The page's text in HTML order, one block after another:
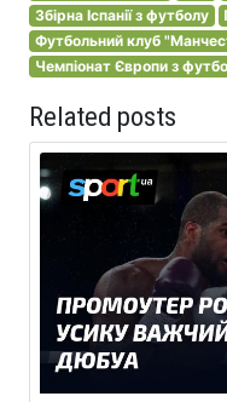
Збірна Іспанії з футболу
Футбольний клуб
Чемпіонат Європи з
Related posts